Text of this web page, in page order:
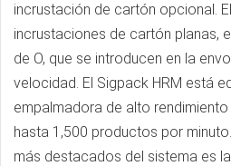
incrustación de cartón opcional.
incrustaciones de cartón planas,
de O, que se introducen en la
velocidad. El Sigpack HRM está
empalmadora de alto
hasta 1,500 productos por
más destacados del sistema es